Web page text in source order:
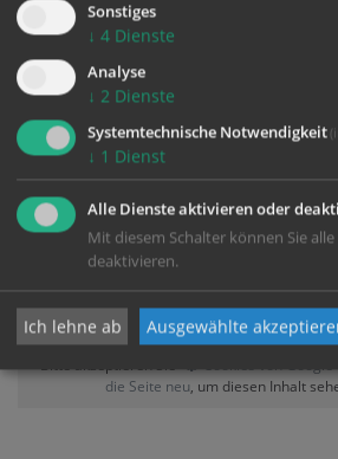
VeranstalterIn:
Pfarrgemeinde Marchtrenk
Karte:
Zustimmung
die Seite neu, um diesen Inhalt
Sonstiges
↓ 4 Dienste
Analyse
↓ 2 Dienste
Systemtechnische Notwendigkeit
↓ 1 Dienst
Alle Dienste aktivieren oder
Mit diesem Schalter können Sie
deaktivieren.
Ich lehne ab Ausgewählte